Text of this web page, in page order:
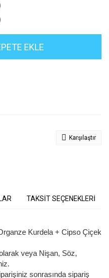
EKLE
Karşılaştır
TAKSİT SEÇENEKLERİ
Kurdela + Cipso Çiçek
veya Nişan, Söz,
sonrasında sipariş